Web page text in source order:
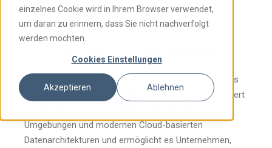
einzelnes Cookie wird in Ihrem Browser verwendet,
um daran zu erinnern, dass Sie nicht nachverfolgt
werden möchten.
Cookies Einstellungen
Akzeptieren Ablehnen
Definition
Unternehmen ermöglicht,SAP BW
Warehouse)-
Systemezu
(ehemals
SAP Data Warehouse Cloud) zu
. Sie fungiert
Umgebungen und modernen Cloud-basierten
Datenarchitekturen und ermöglicht es Unternehmen,